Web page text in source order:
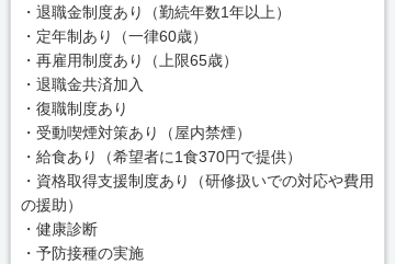
・退職金制度あり（勤続年数1年以上）
・定年制あり（一律60歳）
・再雇用制度あり（上限65歳）
・退職金共済加入
・復職制度あり
・受動喫煙対策あり（屋内禁煙）
・給食あり（希望者に1食370円で提供）
・資格取得支援制度あり（研修扱いでの対応や費用
の援助）
・健康診断
・予防接種の実施